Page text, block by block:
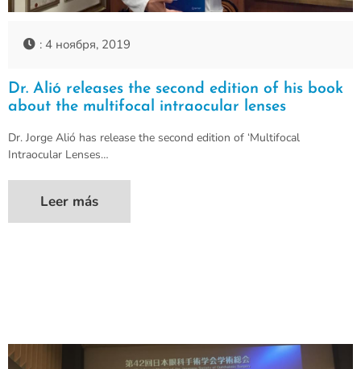
: 4 ноября, 2019
Dr. Alió releases the second edition of his book
about the multifocal intraocular lenses
Dr. Jorge Alió has release the second edition of ‘Multifocal
Intraocular Lenses…
Leer más